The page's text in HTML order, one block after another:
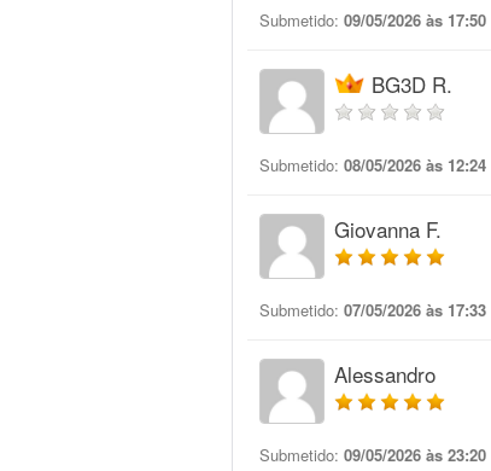
Submetido: 09/05/2026 às 17:50
BG3D R.
Submetido: 08/05/2026 às 12:24
Giovanna F.
Submetido: 07/05/2026 às 17:33
Alessandro
Submetido: 09/05/2026 às 23:20